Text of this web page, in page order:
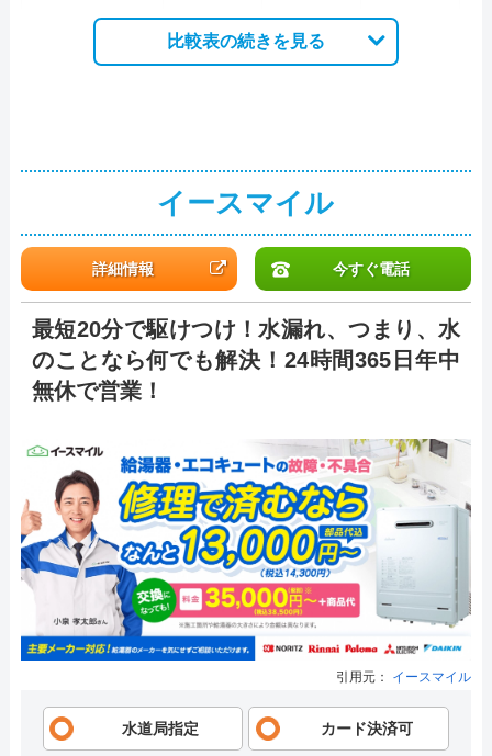
比較表の続きを見る
イースマイル
詳細情報 今すぐ電話
最短20分で駆けつけ！水漏れ、つまり、水
のことなら何でも解決！24時間365日年中
無休で営業！
引用元： イースマイル
水道局指定 カード決済可